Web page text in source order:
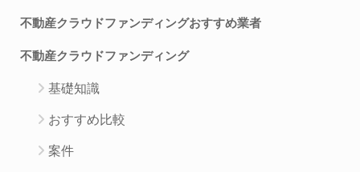
不動産クラウドファンディングおすすめ業者
不動産クラウドファンディング
基礎知識
おすすめ比較
案件